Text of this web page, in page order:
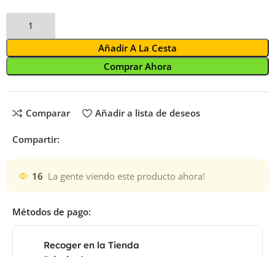
Añadir A La Cesta
Comprar Ahora
Comparar Añadir a lista de deseos
Compartir:
16 La gente viendo este producto ahora!
Métodos de pago:
Recoger en la Tienda